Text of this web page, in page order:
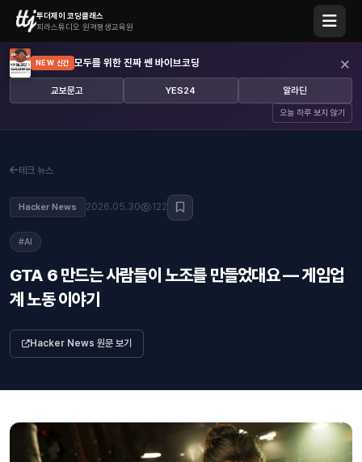
투더제이 코딩클래스
피라스튜디오 원격평생교육원
NEW 신간 모두를 위한 진짜 쎈 바이브코딩
교보문고 YES24 알라딘
오늘 하루 보지 않기
×
테크 뉴스
Hacker News 2026.05.30 122
#AI
GTA 6 만드는 사람들이 노조를 만들었대요 — 게임업
계 노동 이야기
Hacker News 원문 보기